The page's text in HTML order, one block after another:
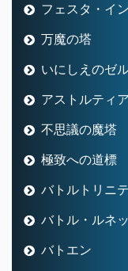
フェスタ・イ
万魔の塔
いにしえのゼ
アストルティ
不思議の魔塔
極致への道標
バトルトリニ
バトル・ルネ
バトエン